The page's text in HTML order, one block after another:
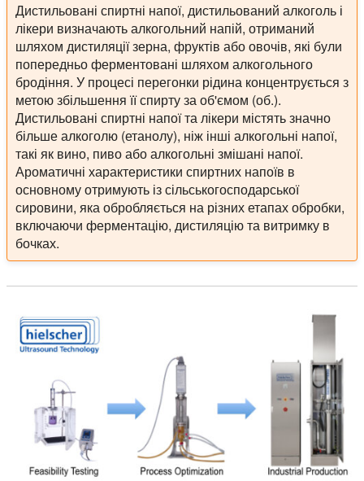
Дистильовані спиртні напої, дистильований алкоголь і
лікери визначають алкогольний напій, отриманий
шляхом дистиляції зерна, фруктів або овочів, які були
попередньо ферментовані шляхом алкогольного
бродіння. У процесі перегонки рідина концентрується з
метою збільшення її спирту за об'ємом (об.).
Дистильовані спиртні напої та лікери містять значно
більше алкоголю (етанолу), ніж інші алкогольні напої,
такі як вино, пиво або алкогольні змішані напої.
Ароматичні характеристики спиртних напоїв в
основному отримують із сільськогосподарської
сировини, яка обробляється на різних етапах обробки,
включаючи ферментацію, дистиляцію та витримку в
бочках.